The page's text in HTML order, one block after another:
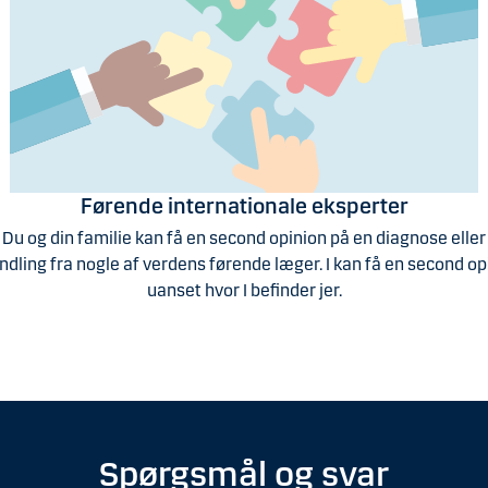
Førende internationale eksperter
Du og din familie kan få en second opinion på en diagnose eller
fra nogle af verdens førende læger. I kan få en second
uanset hvor I befinder jer.
Spørgsmål og svar